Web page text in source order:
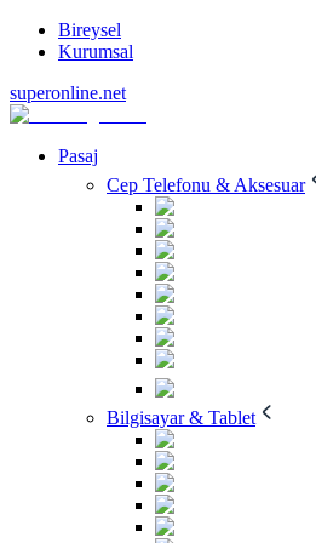
Bireysel
Kurumsal
superonline.net
Pasaj
Cep Telefonu & Aksesuar
Bilgisayar & Tablet